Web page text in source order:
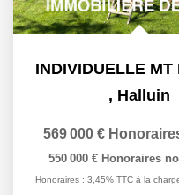
, Halluin
569 000 €
550 000 € Honoraires
Honoraires : 3,45% TTC à la